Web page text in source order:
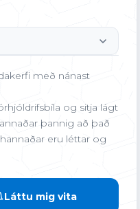
P Pei
heildarupphæð birtast hjá
með nánast
og sitja lágt
þannig að það
eru léttar og
Láttu mig vita